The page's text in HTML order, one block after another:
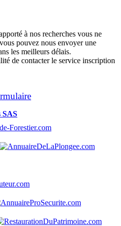
à nos recherches vous ne
pouvez nous envoyer une
les meilleurs délais.
de contacter le service inscription
SAS